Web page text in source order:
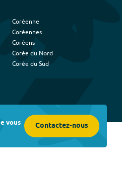
Coréenne
Coréennes
Coréens
Corée du Nord
Corée du Sud
vous Contactez-nous